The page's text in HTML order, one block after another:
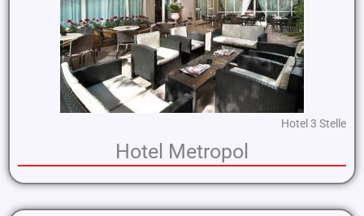
Hotel 3 Stelle
Hotel Metropol